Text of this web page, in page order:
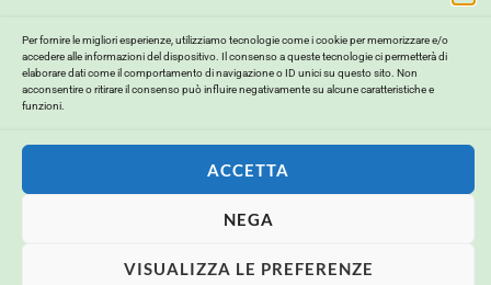
Per fornire le migliori esperienze, utilizziamo tecnologie come i cookie per memorizzare e/o
accedere alle informazioni del dispositivo. Il consenso a queste tecnologie ci permetterà di
elaborare dati come il comportamento di navigazione o ID unici su questo sito. Non
acconsentire o ritirare il consenso può influire negativamente su alcune caratteristiche e
funzioni.
ACCETTA
NEGA
VISUALIZZA LE PREFERENZE
Reso Cambio Merce
Lavora Con Noi
Copyright © 2026 . Powered by .
Powerd by Buildweb ISP